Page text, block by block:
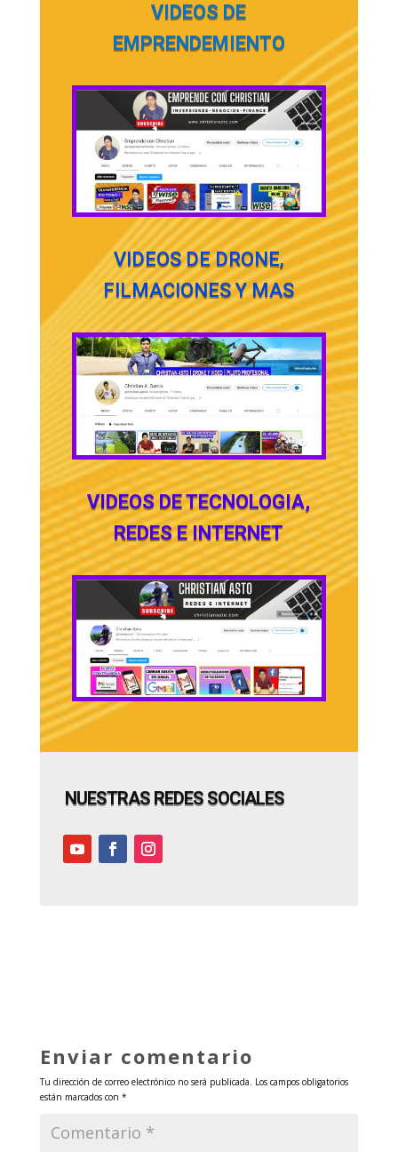
VIDEOS DE
EMPRENDEMIENTO
VIDEOS DE DRONE,
FILMACIONES Y MAS
VIDEOS DE TECNOLOGIA,
REDES E INTERNET
NUESTRAS REDES SOCIALES
Enviar comentario
Tu dirección de correo electrónico no será publicada. Los campos obligatorios
están marcados con *